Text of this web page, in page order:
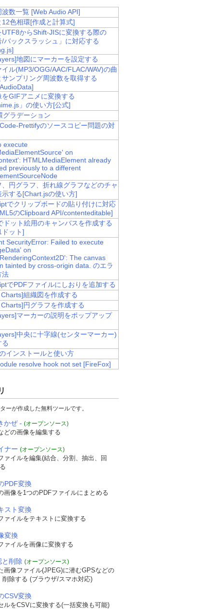
国土地理院</a>",
数一覧 [Web Audio API]
12色相環[作成と計算式]
UTF8からShift-JISに変換する際の
/バックスラッシュ」に対応する
地図にマーカーを設定する
ル(MP3/OGG/AAC/FLAC/WAV)の曲
ンプリング周波数を取得する
をGIFアニメに変換する
」の使い方[公式]
グラデーション
Prettifyのソースコピー問題の対
execute
on
HTMLMediaElement already
previously to a different
、円グラフ、折れ線グラフなどのチャ
示する[Chart.jsの使い方]
でクリップボードの貼り付けに対応
のClipboard API/contenteditable]
ドット絵用のキャンバスを作成する
ドット]
SecurityError: Failed to execute
on
The canvas
tainted by cross-origin data. のエラ
法
でPDFファイルにしおりを追加する
組織図を作成する
円グラフを作成する
マーカーの説明をポップアップ
中央に十字線(センターマーカー)
る
インストールと使い方
resolve hook not set [FireFox]
ーが作成した無料ツールです。
かぜ - (オープンソース)
どの画像を編集する
ナー (オープンソース)
ァイルを編集(結合、分割、抽出、回
PDF変換
画像を1つのPDFファイルにまとめる
スト変換
ァイルをテキストに変換する
変換
ァイルを画像に変換する
と削除 (オープンソース)
画像ファイル(JPEG)に潜むGPSなどの
削除する (ブラウザ/スマホ対応)
CSV変換
ルをCSVに変換する(一括変換も可能)